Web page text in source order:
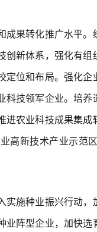
果转化推广水平。
创新体系，强化有
定位和布局。强化
科技领军企业。培
进农业科技成果集
高新技术产业示范
施种业振兴行动，
业阵型企业，加快